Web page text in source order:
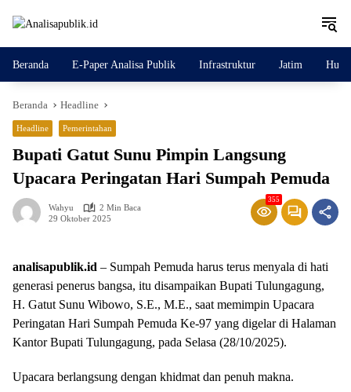
Beranda E-Paper Analisa Publik Infrastruktur Jatim
Beranda Headline
Headline Pemerintahan
Bupati Gatut Sunu Pimpin Langsung
Upacara Peringatan Hari Sumpah Pemuda
Wahyu
2 Min Baca
29 Oktober 2025
355
analisapublik.id – Sumpah Pemuda harus terus menyala di hati
generasi penerus bangsa, itu disampaikan Bupati Tulungagung,
H. Gatut Sunu Wibowo, S.E., M.E., saat memimpin Upacara
Peringatan Hari Sumpah Pemuda Ke-97 yang digelar di Halaman
Kantor Bupati Tulungagung, pada Selasa (28/10/2025).
Upacara berlangsung dengan khidmat dan penuh makna.